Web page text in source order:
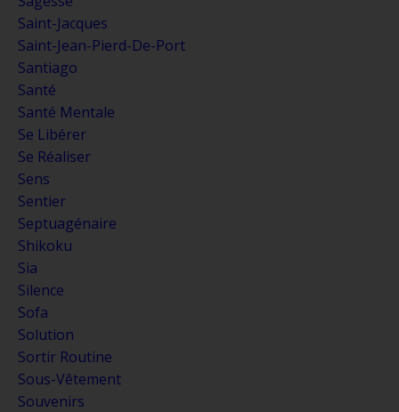
Saint-Jacques
Saint-Jean-Pierd-De-Port
Santiago
Santé
Santé Mentale
Se Libérer
Se Réaliser
Sens
Sentier
Septuagénaire
Shikoku
Sia
Silence
Sofa
Solution
Sortir Routine
Sous-Vêtement
Souvenirs